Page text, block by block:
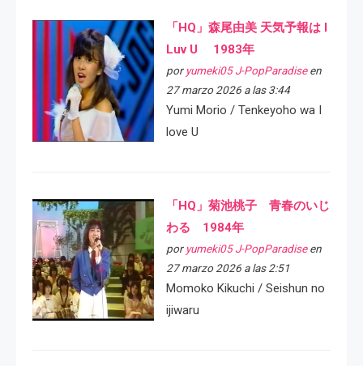
「HQ」森尾由美 天気予報は I
Luv U 1983年
por yumeki05 J-PopParadiseen
27 marzo 2026 a las 3:44
Yumi Morio / Tenkeyoho wa I
love U
「HQ」菊池桃子 青春のいじ
わる 1984年
por yumeki05 J-PopParadiseen
27 marzo 2026 a las 2:51
Momoko Kikuchi / Seishun no
ijiwaru